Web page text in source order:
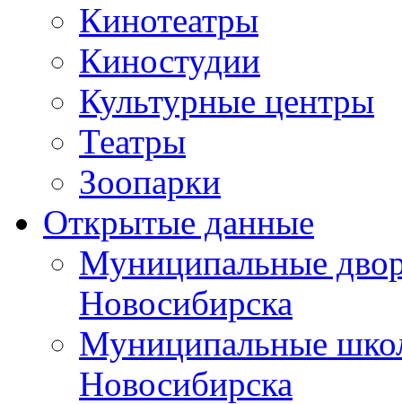
Кинотеатры
Киностудии
Культурные центры
Театры
Зоопарки
Открытые данные
Муниципальные
Новосибирска
Муниципальные
Новосибирска